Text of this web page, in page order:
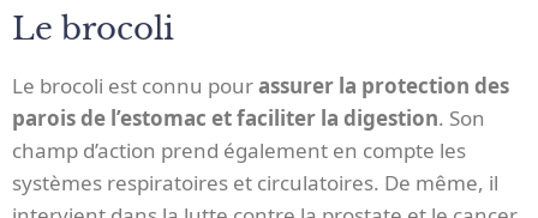
Le brocoli
Le brocoli est connu pourassurer la protection des
parois de l’estomac et faciliter la digestion. Son
champ d’action prend également en compte les
systèmes respiratoires et circulatoires. De même, il